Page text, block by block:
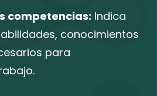
competencias: Indica
conocimientos
para